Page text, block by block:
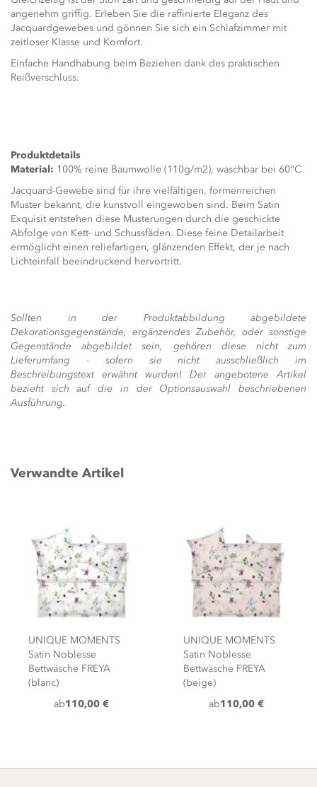
angenehm griffig. Erleben Sie die raffinierte Eleganz des
Jacquardgewebes und gönnen Sie sich ein Schlafzimmer mit
zeitloser Klasse und Komfort.
Einfache Handhabung beim Beziehen dank des praktischen
Reißverschluss.
Produktdetails
Material: 100% reine Baumwolle (110g/m2), waschbar bei 60°C
Jacquard-Gewebe sind für ihre vielfältigen, formenreichen
Muster bekannt, die kunstvoll eingewoben sind. Beim Satin
Exquisit entstehen diese Musterungen durch die geschickte
Abfolge von Kett- und Schussfäden. Diese feine Detailarbeit
ermöglicht einen reliefartigen, glänzenden Effekt, der je nach
Lichteinfall beeindruckend hervortritt.
Sollten in der Produktabbildung abgebildete
Dekorationsgegenstände, ergänzendes Zubehör, oder sonstige
Gegenstände abgebildet sein, gehören diese nicht zum
Lieferumfang - sofern sie nicht ausschließlich im
Beschreibungstext erwähnt wurden! Der angebotene Artikel
bezieht sich auf die in der Optionsauswahl beschriebenen
Ausführung.
Verwandte Artikel
UNIQUE MOMENTS
Satin Noblesse
Bettwäsche FREYA
(blanc)
ab110,00 €
UNIQUE MOMENTS
Satin Noblesse
Bettwäsche FREYA
(beige)
ab110,00 €